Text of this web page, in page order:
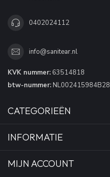
0402024112
info@sanitear.nl
KVK nummer: 63514818
btw-nummer: NL002415984B28
CATEGORIEËN
INFORMATIE
MIJN ACCOUNT